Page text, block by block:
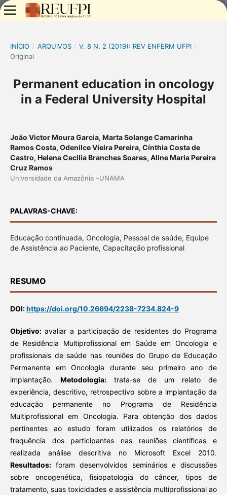
INÍCIO / ARQUIVOS / V. 8 N. 2 (2019): REV ENFERM UFPI /
Original
Permanent education in oncology
in a Federal University Hospital
João Victor Moura Garcia, Marta Solange Camarinha
Ramos Costa, Odenilce Vieira Pereira, Cínthia Costa de
Castro, Helena Cecilia Branches Soares, Aline Maria Pereira
Cruz Ramos
Universidade da Amazônia –UNAMA
PALAVRAS-CHAVE:
Educação continuada, Oncologia, Pessoal de saúde, Equipe
de Assistência ao Paciente, Capacitação profissional
RESUMO
DOI:https://doi.org/10.26694/2238-7234.824-9
Objetivo: avaliar a participação de residentes do Programa
de Residência Multiprofissional em Saúde em Oncologia e
profissionais de saúde nas reuniões do Grupo de Educação
Permanente em Oncologia durante seu primeiro ano de
implantação. Metodologia:trata-se de um relato de
experiência, descritivo, retrospectivo sobre a implantação da
educação permanente no Programa de Residência
Multiprofissional em Oncologia. Para obtenção dos dados
pertinentes ao estudo foram utilizados os relatórios de
frequência dos participantes nas reuniões científicas e
realizada análise descritiva no Microsoft Excel 2010.
Resultados:foram desenvolvidos seminários e discussões
sobre oncogenética, fisiopatologia do câncer, tipos de
tratamento, suas toxicidades e assistência multiprofissional ao